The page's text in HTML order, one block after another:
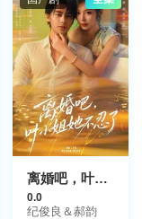
离婚吧，叶小姐她不忍了
0.0
纪俊良＆郝韵